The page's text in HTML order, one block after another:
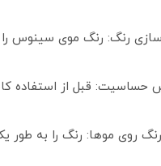
رنگ موی سینوس را با اکسیدان مناسب (نسبت 1.5 به 1)
حساسیت: قبل از استفاده
روی موها: رنگ را به طور